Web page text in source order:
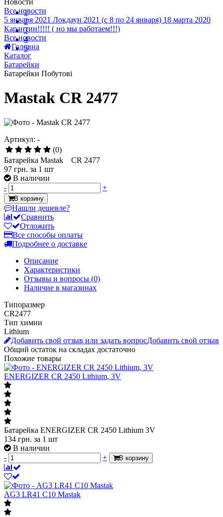
1
2
3
4
5
Новости
Все новости
5 января 2021
Карантин!!!!! ( но мы работаем!!!)
Все новости
Головна
Каталог
Батарейки Побутові
Mastak CR 2477
Артикул: -
(0)
Батарейка Mastak CR 2477
97 грн.
В наличии
-
В корзину
Нашли дешевле?
Сравнить
Отложить
Подробнее о доставке
Описание
Характеристики
Наличие в магазинах
Типоразмер
CR2477
Тип химии
Lithium
Добавить свой отзыв или задать вопрос
Общий остаток на складах достаточно
Похожие товары
ENERGIZER CR 2450 Lithium, 3V
Батарейка ENERGIZER CR 2450 Lithium 3V
134
В наличии
-
AG3 LR41 C10 Mastak